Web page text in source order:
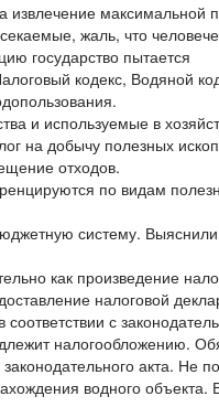
извлечение максимальной
жаль, что
государство пытается
кодекс, Водяной
и используемые в
на добычу полезных
отходов.
по видам
систему.
как произведение
налоговой
с
налогообложению.
акта. Не
водного объекта.